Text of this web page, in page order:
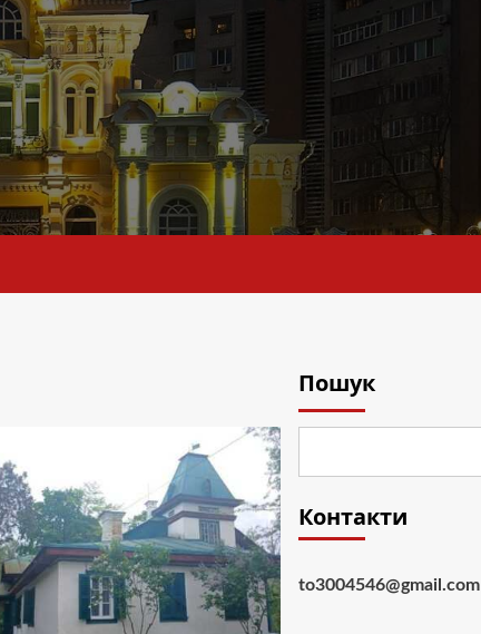
Пошук
Контакти
to3004546@gmail.com